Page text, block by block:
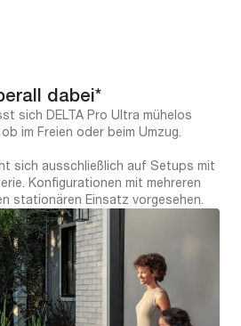
dabei*
sich DELTA Pro Ultra mühelos
im Freien oder beim Umzug.
sich ausschließlich auf Setups mit
Konfigurationen mit mehreren
stationären Einsatz vorgesehen.